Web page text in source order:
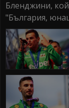
Бленджини,
"България,